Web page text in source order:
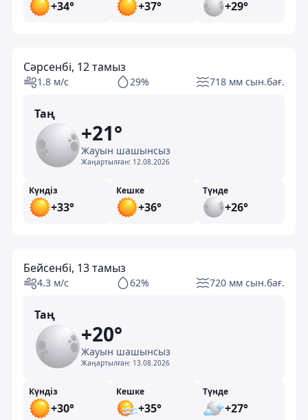
+34° +37° +29°
Сәрсенбі, 12 тамыз
1.8 м/с 29% 718 мм сын.бағ.
Таң
+21°
Жауын шашынсыз
Жаңартылған: 12.08.2026
Күндіз
+33°
Кешке
+36°
Түнде
+26°
Бейсенбі, 13 тамыз
4.3 м/с 62% 720 мм сын.бағ.
Таң
+20°
Жауын шашынсыз
Жаңартылған: 13.08.2026
Күндіз
+30°
Кешке
+35°
Түнде
+27°